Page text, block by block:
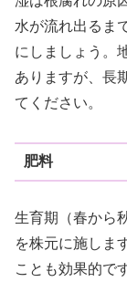
水が流れ出るま
にしましょう。
ありますが、長
てください。
肥料
生育期（春から
を株元に施しま
ことも効果的で